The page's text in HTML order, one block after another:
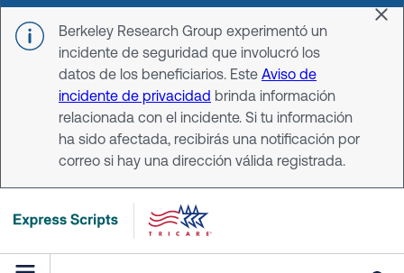
Skip to main content
Berkeley Research Group experimentó un
incidente de seguridad que involucró los
datos de los beneficiarios. Este Aviso de
incidente de privacidad brinda información
relacionada con el incidente. Si tu información
ha sido afectada, recibirás una notificación por
correo si hay una dirección válida registrada.